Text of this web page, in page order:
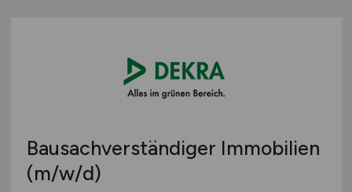
Deutschlandweit
International
Bausachverständiger Immobilien
(m/w/d)